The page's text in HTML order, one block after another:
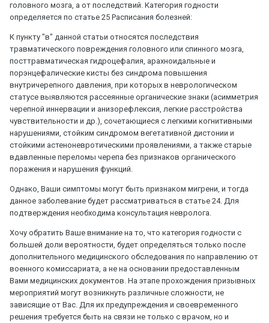
головного мозга, а от последствий. Категория годности
определяется по статье 25 Расписания болезней:
К пункту "в" данной статьи относятся последствия
травматического повреждения головного или спинного мозга,
посттравматическая гидроцефалия, арахноидальные и
порэнцефалические кисты без синдрома повышения
внутричерепного давления, при которых в неврологическом
статусе выявляются рассеянные органические знаки (асимметрия
черепной иннервации и анизорефлексия, легкие расстройства
чувствительности и др.), сочетающиеся с легкими когнитивными
нарушениями, стойким синдромом вегетативной дистонии и
стойкими астеноневротическими проявлениями, а также старые
вдавленные переломы черепа без признаков органического
поражения и нарушения функций.
Однако, Ваши симптомы могут быть признаком мигрени, и тогда
данное заболевание будет рассматриваться в статье 24. Для
подтверждения необходима консультация невролога.
Хочу обратить Ваше внимание на то, что категория годности с
большей доли вероятности, будет определяться только после
дополнительного медицинского обследования по направлению от
военного комиссариата, а не на основании предоставленным
Вами медицинских документов. На этапе прохождения призывных
мероприятий могут возникнуть различные сложности, не
зависящие от Вас. Для их предупреждения и своевременного
решения требуется быть на связи не только с врачом, но и